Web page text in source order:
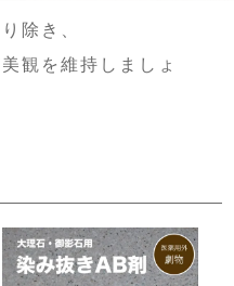
除き、
観を維持しましょ